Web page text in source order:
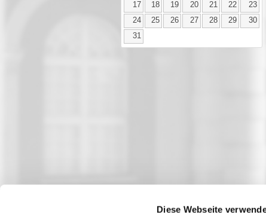
Diese Webseite
17
18 19 20 21 22
23
24
25 26 27 28 29
30
31